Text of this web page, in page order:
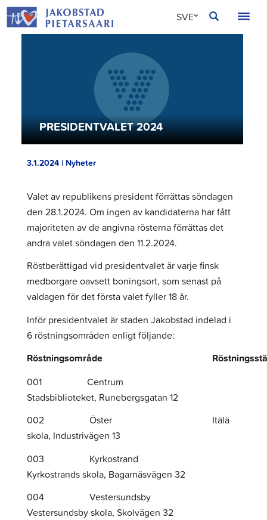
Hoppa
till
innehållet
SVE
PRESIDENTVALET 2024
3.1.2024 | Nyheter
Valet av republikens president förrättas söndagen
den 28.1.2024. Om ingen av kandidaterna har fått
majoriteten av de angivna rösterna förrättas det
andra valet söndagen den 11.2.2024.
Röstberättigad vid presidentvalet är varje finsk
medborgare oavsett boningsort, som senast på
valdagen för det första valet fyller 18 år.
Inför presidentvalet är staden Jakobstad indelad i
6 röstningsområden enligt följande:
Röstningsområde
001 Centrum
Stadsbiblioteket, Runebergsgatan 12
002 Öster Itälä
skola, Industrivägen 13
003 Kyrkostrand
Kyrkostrands skola, Bagarnäsvägen 32
004 Vestersundsby
Vestersundsby skola, Skolvägen 32